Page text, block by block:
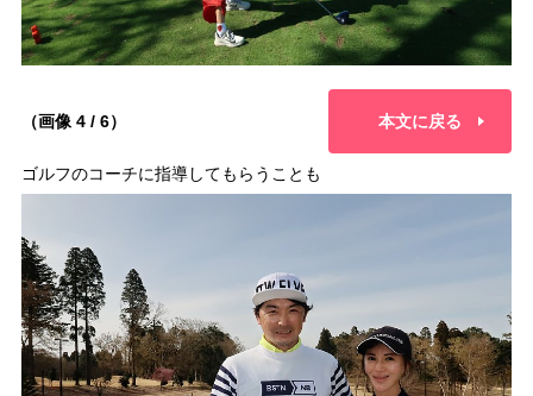
（画像 4 / 6） 本文に戻る
ゴルフのコーチに指導してもらうことも